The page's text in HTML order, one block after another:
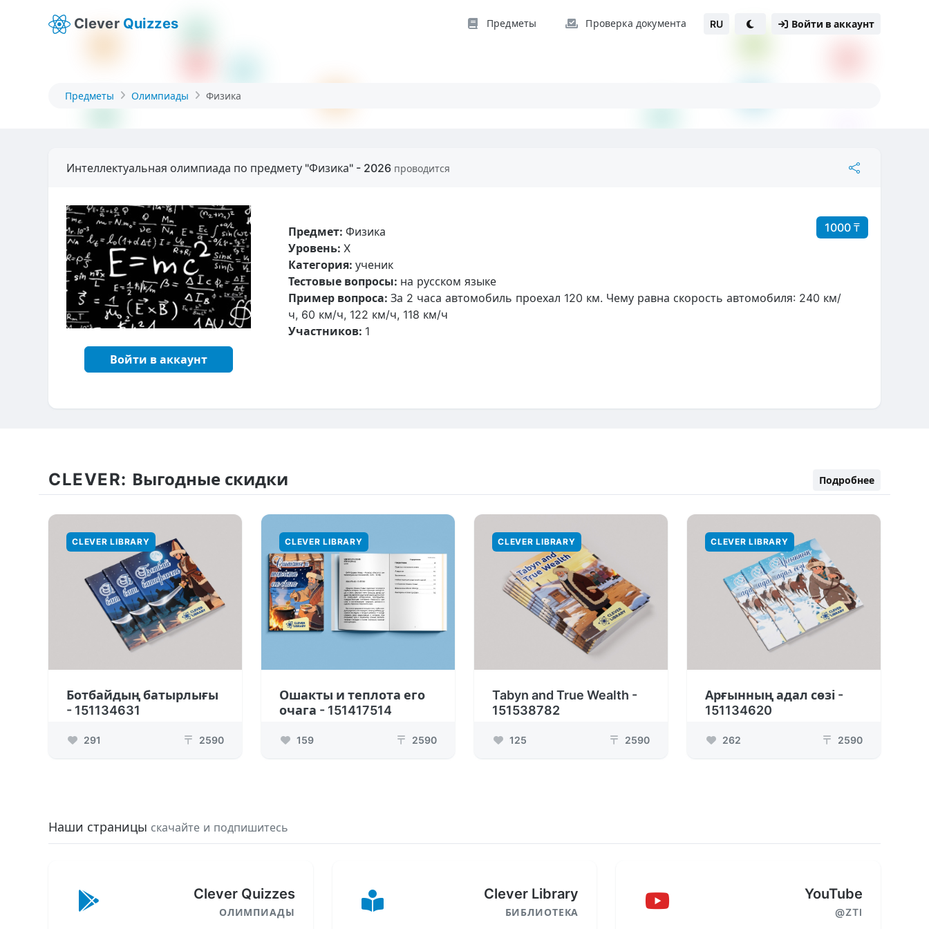
Clever Quizzes Предметы Проверка документа RU Войти в аккаунт
Предметы Олимпиады Физика
Интеллектуальная олимпиада по предмету "Физика" - 2026 проводится
Войти в аккаунт
1000 ₸
Предмет: Физика
Уровень: X
Категория: ученик
Тестовые вопросы: на русском языке
Пример вопроса: За 2 часа автомобиль проехал 120 км. Чему равна скорость автомобиля: 240 км/
ч, 60 км/ч, 122 км/ч, 118 км/ч
Участников: 1
CLEVER: Выгодные скидки Подробнее
CLEVER LIBRARY
Ботбайдың батырлығы
- 151134631
291 ₸ 2590
CLEVER LIBRARY
Ошакты и теплота его
очага - 151417514
159 ₸ 2590
CLEVER LIBRARY
Tabyn and True Wealth -
151538782
125 ₸ 2590
CLEVER LIBRARY
Арғынның адал сөзі -
151134620
262 ₸ 2590
Наши страницы скачайте и подпишитесь
Clever Quizzes
ОЛИМПИАДЫ
Clever Library
БИБЛИОТЕКА
YouTube
@ZTI